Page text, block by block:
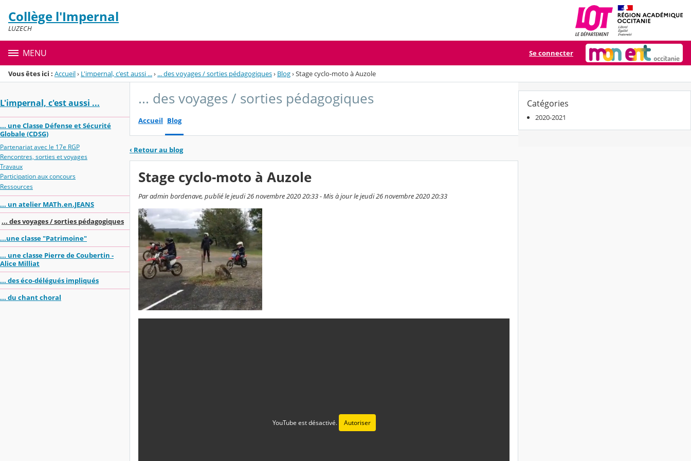
Menu de la rubrique
Contenu
Collège l'Impernal
LUZECH
MENU Se connecter
Vous êtes ici : Accueil› L'impernal, c'est aussi ...› ... des voyages / sorties pédagogiques› Blog›Stage cyclo-moto à Auzole
L'impernal, c'est aussi ...
... une Classe Défense et Sécurité
Globale (CDSG)
Partenariat avec le 17e RGP
Rencontres, sorties et voyages
Travaux
Participation aux concours
Ressources
... un atelier MATh.en.JEANS
... des voyages / sorties pédagogiques
...une classe "Patrimoine"
... une classe Pierre de Coubertin -
Alice Milliat
... des éco-délégués impliqués
... du chant choral
... des voyages / sorties pédagogiques
Accueil Blog
‹ Retour au blog
Stage cyclo-moto à Auzole
Par admin bordenave, publié le jeudi 26 novembre 2020 20:33 - Mis à jour le jeudi 26 novembre 2020 20:33
YouTube est désactivé. Autoriser
Catégories
2020-2021